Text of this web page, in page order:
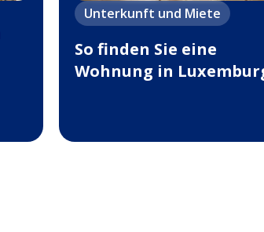
Unterkunft und Miete
So finden Sie eine
Wohnung in